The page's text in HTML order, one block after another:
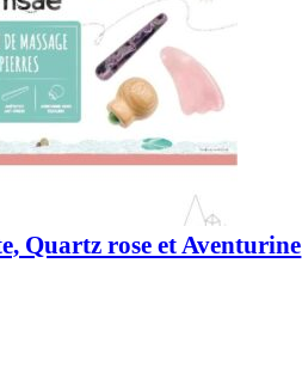
Quartz rose et Aventurine